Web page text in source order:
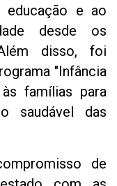
educação e ao
desde os
disso, foi
"Infância
famílias para
saudável das
de